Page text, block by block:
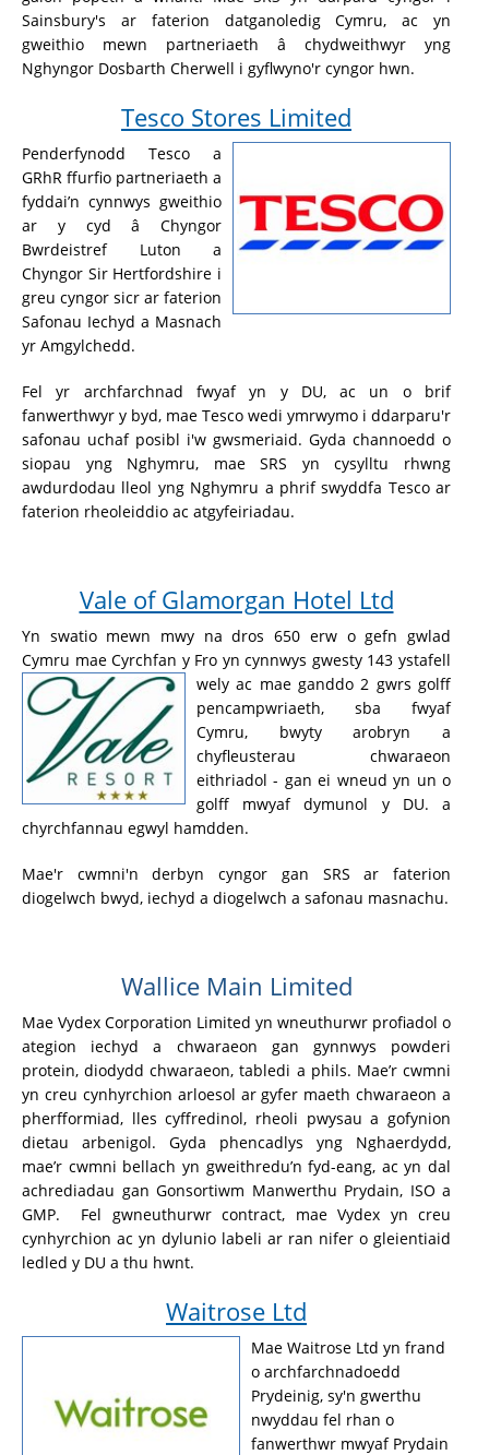
Sainsbury's ar faterion datganoledig Cymru, ac yn
gweithio mewn partneriaeth â chydweithwyr yng
Nghyngor Dosbarth Cherwell i gyflwyno'r cyngor hwn.
Tesco Stores Limited
Penderfynodd Tesco a
GRhR ffurfio partneriaeth a
fyddai’n cynnwys gweithio
ar y cyd â Chyngor
Bwrdeistref Luton a
Chyngor Sir Hertfordshire i
greu cyngor sicr ar faterion
Safonau Iechyd a Masnach
yr Amgylchedd.
Fel yr archfarchnad fwyaf yn y DU, ac un o brif
fanwerthwyr y byd, mae Tesco wedi ymrwymo i ddarparu'r
safonau uchaf posibl i'w gwsmeriaid. Gyda channoedd o
siopau yng Nghymru, mae SRS yn cysylltu rhwng
awdurdodau lleol yng Nghymru a phrif swyddfa Tesco ar
faterion rheoleiddio ac atgyfeiriadau.
Vale of Glamorgan Hotel Ltd
Yn swatio mewn mwy na dros 650 erw o gefn gwlad
Cymru mae Cyrchfan y Fro yn cynnwys gwesty 143 ystafell
wely ac mae ganddo 2 gwrs golff
pencampwriaeth, sba fwyaf
Cymru, bwyty arobryn a
chyfleusterau chwaraeon
eithriadol - gan ei wneud yn un o
golff mwyaf dymunol y DU. a
chyrchfannau egwyl hamdden.
Mae'r cwmni'n derbyn cyngor gan SRS ar faterion
diogelwch bwyd, iechyd a diogelwch a safonau masnachu.
Wallice Main Limited
Mae Vydex Corporation Limited yn wneuthurwr profiadol o
ategion iechyd a chwaraeon gan gynnwys powderi
protein, diodydd chwaraeon, tabledi a phils. Mae’r cwmni
yn creu cynhyrchion arloesol ar gyfer maeth chwaraeon a
pherfformiad, lles cyffredinol, rheoli pwysau a gofynion
dietau arbenigol. Gyda phencadlys yng Nghaerdydd,
mae’r cwmni bellach yn gweithredu’n fyd-eang, ac yn dal
achrediadau gan Gonsortiwm Manwerthu Prydain, ISO a
GMP. Fel gwneuthurwr contract, mae Vydex yn creu
cynhyrchion ac yn dylunio labeli ar ran nifer o gleientiaid
ledled y DU a thu hwnt.
Waitrose Ltd
Mae Waitrose Ltd yn frand
o archfarchnadoedd
Prydeinig, sy'n gwerthu
nwyddau fel rhan o
fanwerthwr mwyaf Prydain